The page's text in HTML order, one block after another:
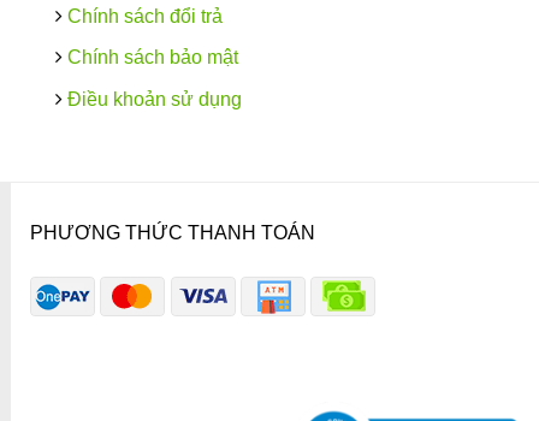
Chính sách đổi trả
Chính sách bảo mật
Điều khoản sử dụng
PHƯƠNG THỨC THANH TOÁN